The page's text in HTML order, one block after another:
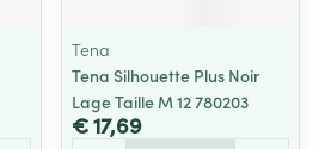
Tena
Tena Silhouette Plus Noir
Lage Taille M 12 780203
€ 17,69